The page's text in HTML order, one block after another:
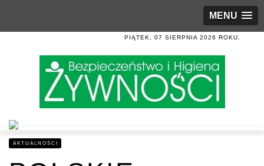
MENU
PIĄTEK, 07 SIERPNIA 2026 ROKU.
AKTUALNOŚCI